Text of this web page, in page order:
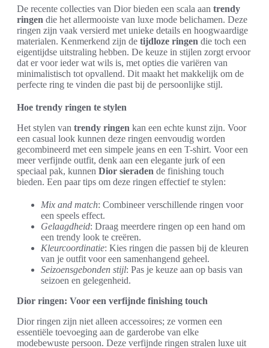
De recente collecties van Dior bieden een scala aan trendy
ringen die het allermooiste van luxe mode belichamen. Deze
ringen zijn vaak versierd met unieke details en hoogwaardige
materialen. Kenmerkend zijn de tijdloze ringen die toch een
eigentijdse uitstraling hebben. De keuze in stijlen zorgt ervoor
dat er voor ieder wat wils is, met opties die variëren van
minimalistisch tot opvallend. Dit maakt het makkelijk om de
perfecte ring te vinden die past bij de persoonlijke stijl.
Hoe trendy ringen te stylen
Het stylen van trendy ringen kan een echte kunst zijn. Voor
een casual look kunnen deze ringen eenvoudig worden
gecombineerd met een simpele jeans en een T-shirt. Voor een
meer verfijnde outfit, denk aan een elegante jurk of een
speciaal pak, kunnen Dior sieraden de finishing touch
bieden. Een paar tips om deze ringen effectief te stylen:
Mix and match: Combineer verschillende ringen voor
een speels effect.
Gelaagdheid: Draag meerdere ringen op een hand om
een trendy look te creëren.
Kleurcoordinatie: Kies ringen die passen bij de kleuren
van je outfit voor een samenhangend geheel.
Seizoensgebonden stijl: Pas je keuze aan op basis van
seizoen en gelegenheid.
Dior ringen: Voor een verfijnde finishing touch
Dior ringen zijn niet alleen accessoires; ze vormen een
essentiële toevoeging aan de garderobe van elke
modebewuste persoon. Deze verfijnde ringen stralen luxe uit